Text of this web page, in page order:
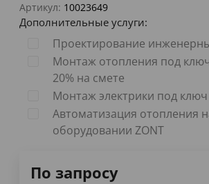
Артикул: 10023649
Дополнительные услуги:
Проектирование
Монтаж отопления под
20% на смете
Монтаж электрики под ключ
Автоматизация отопления
оборудовании ZONT
По запросу